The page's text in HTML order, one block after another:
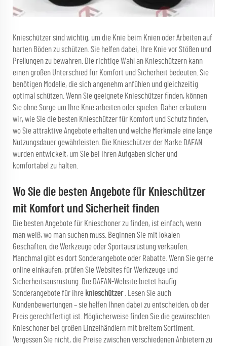
Knieschützer sind wichtig, um die Knie beim Knien oder Arbeiten auf
harten Böden zu schützen. Sie helfen dabei, Ihre Knie vor Stößen und
Prellungen zu bewahren. Die richtige Wahl an Knieschützern kann
einen großen Unterschied für Komfort und Sicherheit bedeuten. Sie
benötigen Modelle, die sich angenehm anfühlen und gleichzeitig
optimal schützen. Wenn Sie geeignete Knieschützer finden, können
Sie ohne Sorge um Ihre Knie arbeiten oder spielen. Daher erläutern
wir, wie Sie die besten Knieschützer für Komfort und Schutz finden,
wo Sie attraktive Angebote erhalten und welche Merkmale eine lange
Nutzungsdauer gewährleisten. Die Knieschützer der Marke DAFAN
wurden entwickelt, um Sie bei Ihren Aufgaben sicher und
komfortabel zu halten.
Wo Sie die besten Angebote für Knieschützer
mit Komfort und Sicherheit finden
Die besten Angebote für Knieschoner zu finden, ist einfach, wenn
man weiß, wo man suchen muss. Beginnen Sie mit lokalen
Geschäften, die Werkzeuge oder Sportausrüstung verkaufen.
Manchmal gibt es dort Sonderangebote oder Rabatte. Wenn Sie gerne
online einkaufen, prüfen Sie Websites für Werkzeuge und
Sicherheitsausrüstung. Die DAFAN-Website bietet häufig
Sonderangebote für ihre knieschützer
. Lesen Sie auch
Kundenbewertungen – sie helfen Ihnen dabei zu entscheiden, ob der
Preis gerechtfertigt ist. Möglicherweise finden Sie die gewünschten
Knieschoner bei großen Einzelhändlern mit breitem Sortiment.
Vergessen Sie nicht, die Preise zwischen verschiedenen Anbietern zu